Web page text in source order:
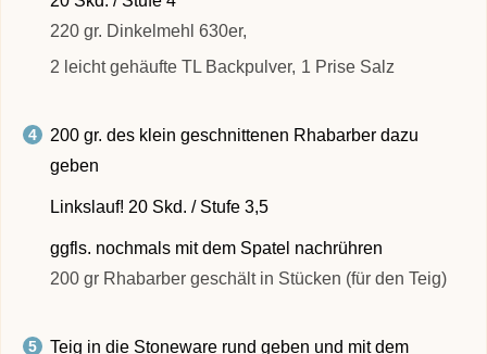
220 gr. Dinkelmehl 630er,
2 leicht gehäufte TL Backpulver, 1 Prise Salz
200 gr. des klein geschnittenen Rhabarber dazu
geben
Linkslauf! 20 Skd. / Stufe 3,5
ggfls. nochmals mit dem Spatel nachrühren
200 gr Rhabarber geschält in Stücken (für den Teig)
Teig in die Stoneware rund geben und mit dem